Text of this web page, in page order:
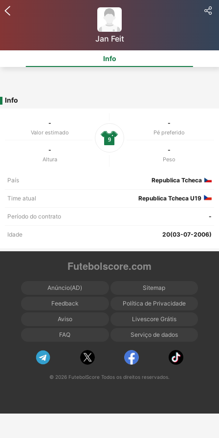
Jan Feit
Info
Info
-
Valor estimado
-
Pé preferido
-
Altura
-
Peso
9
País Republica Tcheca
Time atual Republica Tcheca U19
Período do contrato -
Idade 20(03-07-2006)
Futebolscore.com
Anúncio(AD) Sitemap
Feedback Política de Privacidade
Aviso Livescore Grátis
FAQ Serviço de dados
© 2026 FutebolScore Todos os direitos reservados.